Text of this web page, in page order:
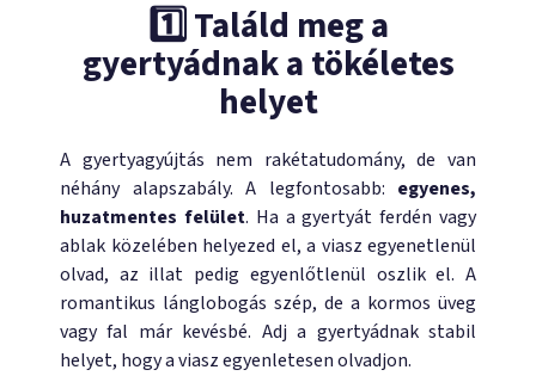
1️⃣ Találd meg a
gyertyádnak a tökéletes
helyet
A gyertyagyújtás nem rakétatudomány, de van
néhány alapszabály. A legfontosabb: egyenes,
huzatmentes felület. Ha a gyertyát ferdén vagy
ablak közelében helyezed el, a viasz egyenetlenül
olvad, az illat pedig egyenlőtlenül oszlik el. A
romantikus lánglobogás szép, de a kormos üveg
vagy fal már kevésbé. Adj a gyertyádnak stabil
helyet, hogy a viasz egyenletesen olvadjon.